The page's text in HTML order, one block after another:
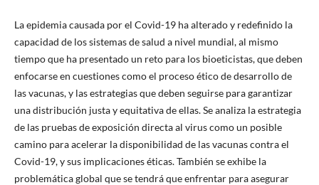
La epidemia causada por el Covid-19 ha alterado y redefinido la
capacidad de los sistemas de salud a nivel mundial, al mismo
tiempo que ha presentado un reto para los bioeticistas, que deben
enfocarse en cuestiones como el proceso ético de desarrollo de
las vacunas, y las estrategias que deben seguirse para garantizar
una distribución justa y equitativa de ellas. Se analiza la estrategia
de las pruebas de exposición directa al virus como un posible
camino para acelerar la disponibilidad de las vacunas contra el
Covid-19, y sus implicaciones éticas. También se exhibe la
problemática global que se tendrá que enfrentar para asegurar